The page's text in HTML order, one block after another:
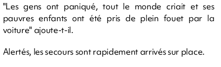
"Les gens ont paniqué, tout le monde criait et ses
pauvres enfants ont été pris de plein fouet par la
voiture" ajoute-t-il.
Alertés, les secours sont rapidement arrivés sur place.